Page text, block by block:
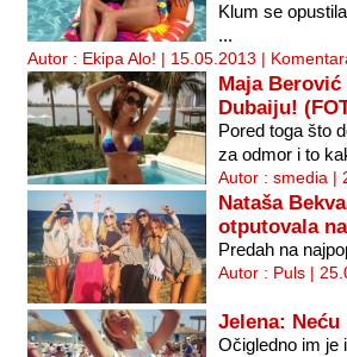
Klum se
...
Autor : Ekipa Alo! | 15.05.2013 |
Maja
Dubaiju!
Pored toga što
za odmor i to
Autor : smedia |
Nataša
otputovala
Predah na
Autor : Puls |
Jelena:
Očigledno im je